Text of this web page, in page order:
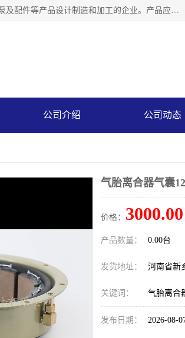
河南大林橡胶通信器材有限公司是一个专注于各种橡胶件、离合器及配件、泥浆泵及配件等产品设计制造和加工的企业。产品应用于矿山、冶金、石油、钢铁、化工、水泥、船舶、造纸、通用机械等各种大功率机械传动或制动装置。
公司介绍 公司动态
气胎离合器气囊
价格： 3000.00
产品数量： 0.00台
发货地址： 河南省新
关键词： 气胎离合
发布日期： 2026-08-